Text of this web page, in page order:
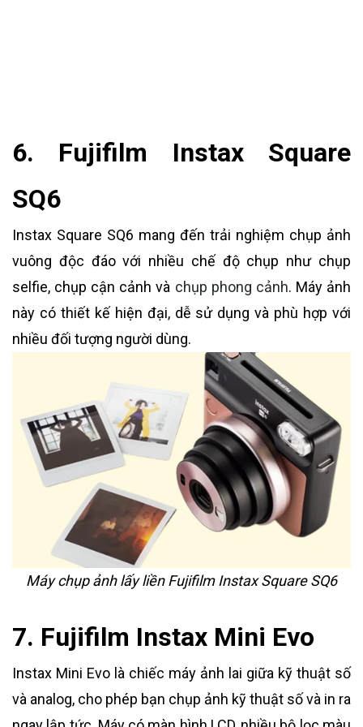
6. Fujifilm Instax Square
SQ6
Instax Square SQ6 mang đến trải nghiệm chụp ảnh
vuông độc đáo với nhiều chế độ chụp như chụp
selfie, chụp cận cảnh và chụp phong cảnh. Máy ảnh
này có thiết kế hiện đại, dễ sử dụng và phù hợp với
nhiều đối tượng người dùng.
Máy chụp ảnh lấy liền Fujifilm Instax Square SQ6
7. Fujifilm Instax Mini Evo
Instax Mini Evo là chiếc máy ảnh lai giữa kỹ thuật số
và analog, cho phép bạn chụp ảnh kỹ thuật số và in ra